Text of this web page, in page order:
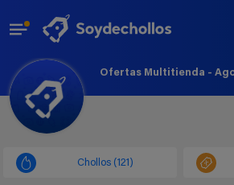
Ofertas Multitienda -
Chollos (121)